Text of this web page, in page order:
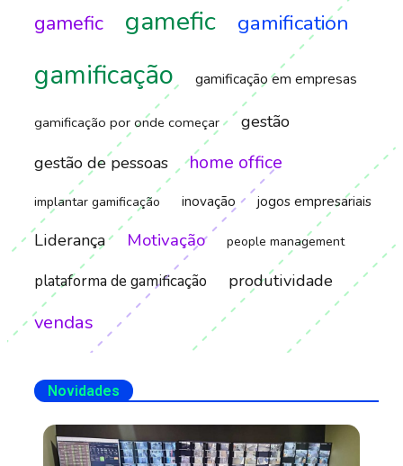
gamefic gamefic gamification
gamificação gamificação em empresas
gamificação por onde começar
gestão
gestão de pessoas
home office
implantar gamificação inovação jogos empresariais
Liderança Motivação people management
plataforma de gamificação produtividade
vendas
Novidades